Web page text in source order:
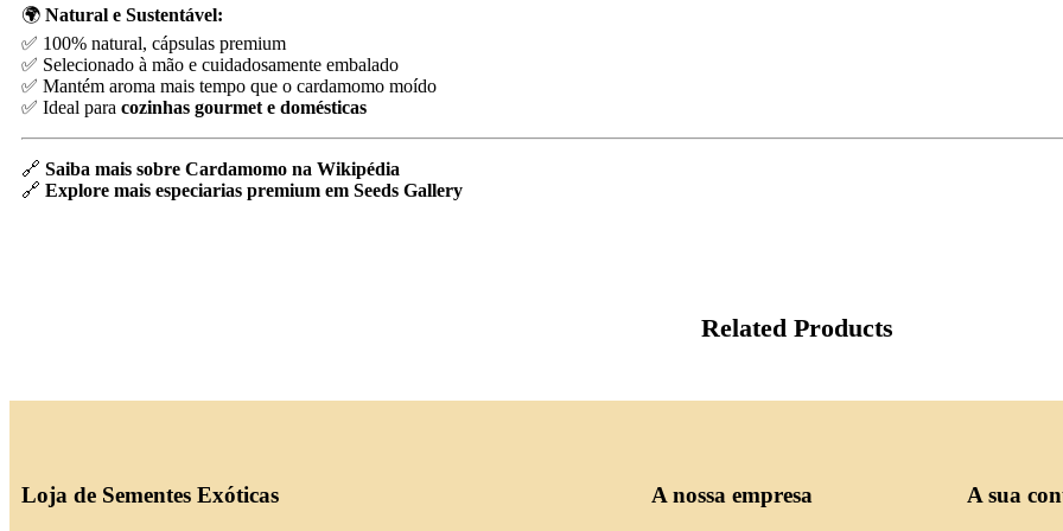
🌍 Natural e Sustentável:
✅ 100% natural, cápsulas premium
✅ Selecionado à mão e cuidadosamente embalado
✅ Mantém aroma mais tempo que o cardamomo moído
✅ Ideal para cozinhas gourmet e domésticas
🔗 Saiba mais sobre Cardamomo na Wikipédia
🔗 Explore mais especiarias premium em Seeds Gallery
Related Products
Loja de Sementes Exóticas A nossa empresa A sua